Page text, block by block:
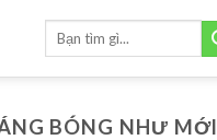
BÓNG NHƯ MỚI